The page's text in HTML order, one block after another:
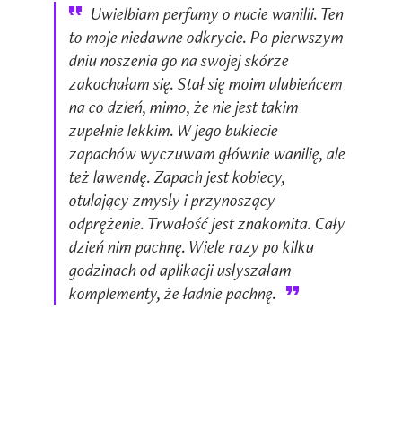
Uwielbiam perfumy o nucie wanilii. Ten
to moje niedawne odkrycie. Po pierwszym
dniu noszenia go na swojej skórze
zakochałam się. Stał się moim ulubieńcem
na co dzień, mimo, że nie jest takim
zupełnie lekkim. W jego bukiecie
zapachów wyczuwam głównie wanilię, ale
też lawendę. Zapach jest kobiecy,
otulający zmysły i przynoszący
odprężenie. Trwałość jest znakomita. Cały
dzień nim pachnę. Wiele razy po kilku
godzinach od aplikacji usłyszałam
komplementy, że ładnie pachnę.